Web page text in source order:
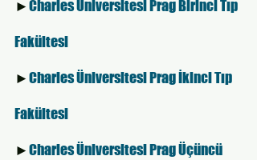
►Charles Üniversitesi Prag Birinci Tıp
Fakültesi
►Charles Üniversitesi Prag İkinci Tıp
Fakültesi
►Charles Üniversitesi Prag Üçüncü